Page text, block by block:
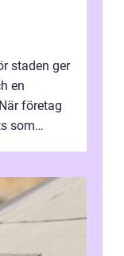
staden ger
en
företag
som